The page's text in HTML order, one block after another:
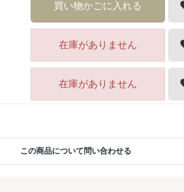
買い物かごに入れる
在庫がありません
在庫がありません
この商品について問い合わせる